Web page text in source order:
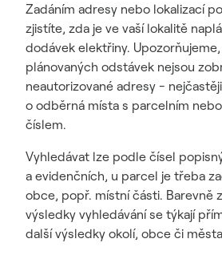
Zadáním adresy nebo lokalizací
zjistíte, zda je ve vaší lokalitě
dodávek elektřiny.
plánovaných odstávek nejsou
neautorizované adresy -
o odběrná místa s parcelním
číslem.
Vyhledávat lze podle čísel
a evidenčních, u parcel je třeba
obce, popř. místní části. Barevně
výsledky vyhledávání se týkají
další výsledky okolí, obce či